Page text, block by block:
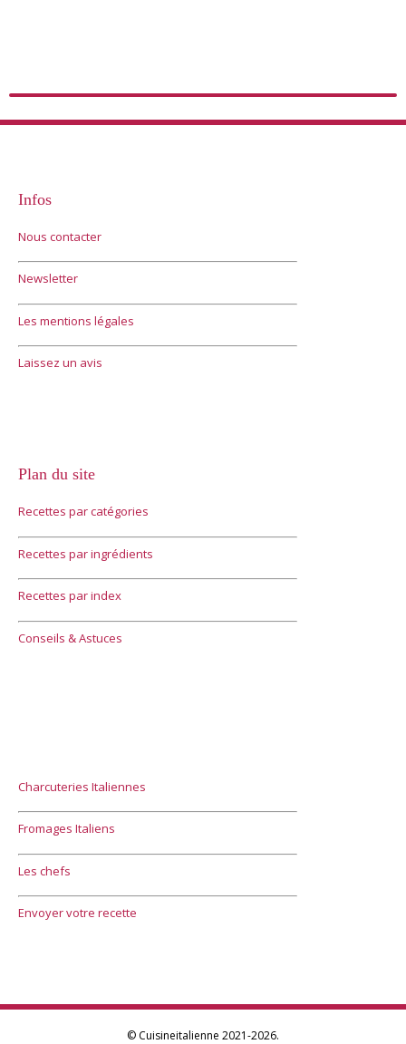
Infos
Nous contacter
Newsletter
Les mentions légales
Laissez un avis
Plan du site
Recettes par catégories
Recettes par ingrédients
Recettes par index
Conseils & Astuces
Charcuteries Italiennes
Fromages Italiens
Les chefs
Envoyer votre recette
© Cuisineitalienne 2021-2026.